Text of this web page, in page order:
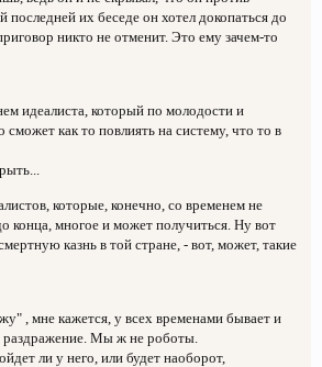
последней их беседе он хотел докопаться до
никто не отменит. Это ему зачем-то
идеалиста, который по молодости и
сможет как то повлиять на систему, что то в
которые, конечно, со временем не
конца, многое и может получиться. Ну вот
казнь в той стране, - вот, может, такие
, мне кажется, у всех временами бывает и
раздражение. Мы ж не роботы.
ли у него, или будет наоборот,